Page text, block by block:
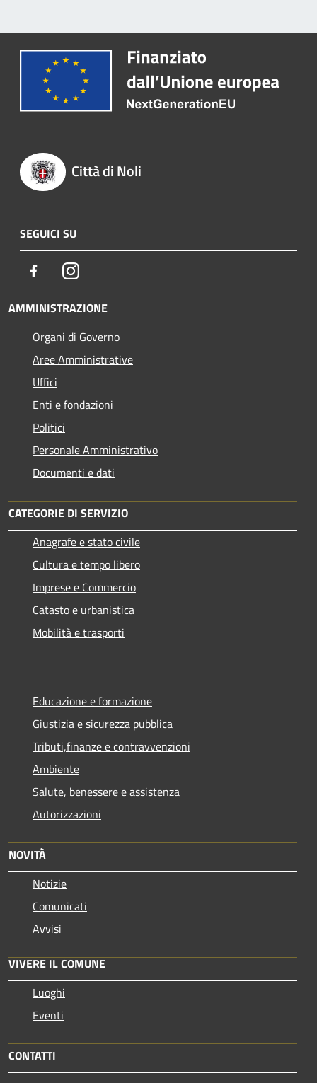
Città di Noli
SEGUICI SU
FacebookInstagram
AMMINISTRAZIONE
Organi di Governo
Aree Amministrative
Uffici
Enti e fondazioni
Politici
Personale Amministrativo
Documenti e dati
CATEGORIE DI SERVIZIO
Anagrafe e stato civile
Cultura e tempo libero
Imprese e Commercio
Catasto e urbanistica
Mobilità e trasporti
Educazione e formazione
Giustizia e sicurezza pubblica
Tributi,finanze e contravvenzioni
Ambiente
Salute, benessere e assistenza
Autorizzazioni
NOVITÀ
Notizie
Comunicati
Avvisi
VIVERE IL COMUNE
Luoghi
Eventi
CONTATTI